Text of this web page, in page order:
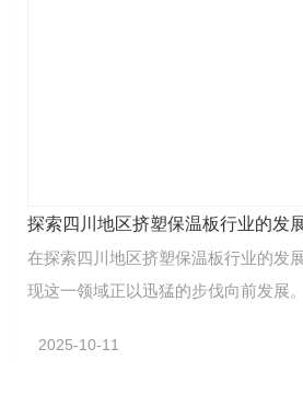
探索四川地区挤塑保温板行业的发
在探索四川地区挤塑保温板行业的发
现这一领域正以迅猛的步伐向前发展
2025-10-11